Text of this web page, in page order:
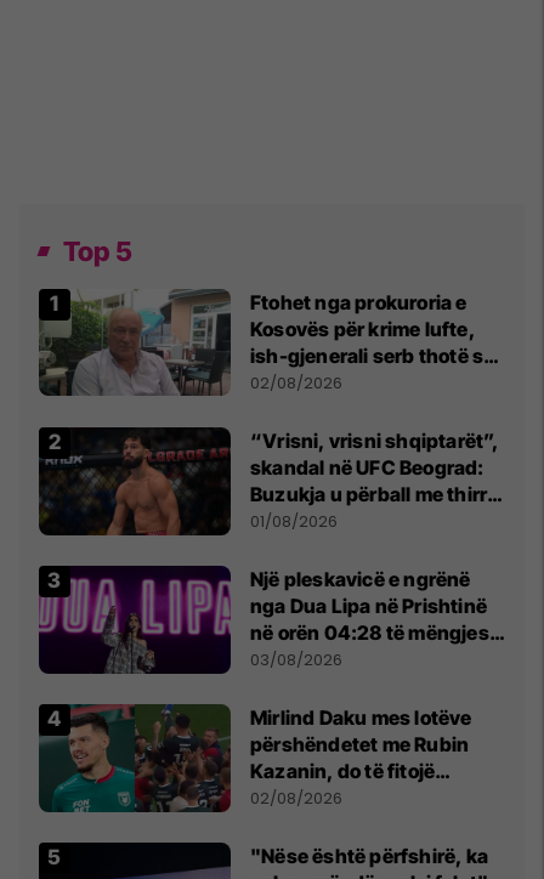
Top 5
Ftohet nga prokuroria e
Kosovës për krime lufte,
ish-gjenerali serb thotë se
dikush e tradhtoi në
02/08/2026
“Vrisni, vrisni shqiptarët”,
skandal në UFC Beograd:
Buzukja u përball me thirrje
anti-shqiptare nga
01/08/2026
Një pleskavicë e ngrënë
nga Dua Lipa në Prishtinë
në orën 04:28 të mëngjesit
- dhe bota digjitale serbe
03/08/2026
Mirlind Daku mes lotëve
përshëndetet me Rubin
Kazanin, do të fitojë
miliona te Spartak Moska
02/08/2026
"Nëse është përfshirë, ka